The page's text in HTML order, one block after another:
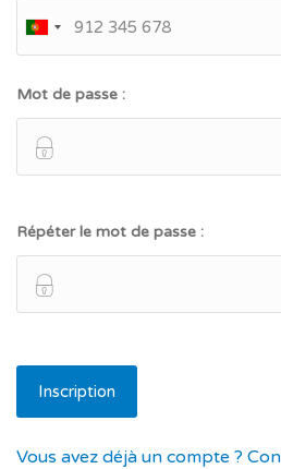
Mot de passe :
Répéter le mot de passe :
Vous avez déjà un compte ?